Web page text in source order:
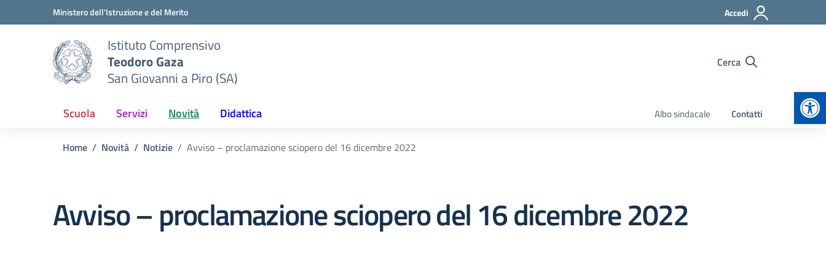
Vai ai contenuti
Vai al menu di navigazioneMinistero dell'Istruzione e del Merito Accedi
Istituto Comprensivo
Teodoro Gaza
San Giovanni a Piro (SA)
Cerca
Scuola Servizi Novità Didattica Albo sindacale Contatti
Home Novità Notizie Avviso – proclamazione sciopero del 16 dicembre 2022
Avviso – proclamazione sciopero del 16 dicembre 2022